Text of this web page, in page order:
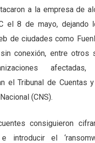
a la empresa de
el 8 de mayo, dejando
de ciudades como
conexión, entre otros
el Tribunal de Cuentas
(CNS).
consiguieron
introducir el